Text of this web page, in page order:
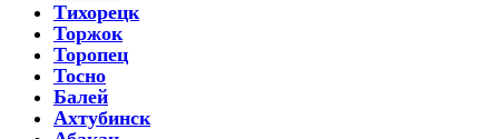
Тихорецк
Торжок
Торопец
Тосно
Балей
Ахтубинск